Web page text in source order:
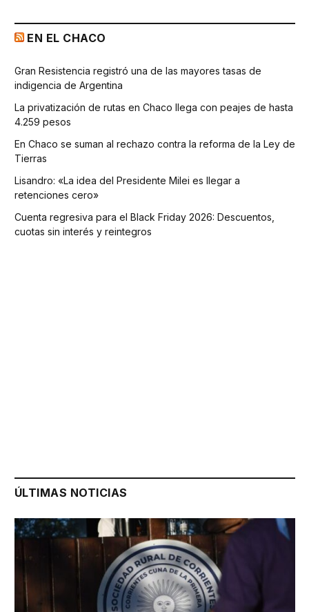
EN EL CHACO
Gran Resistencia registró una de las mayores tasas de
indigencia de Argentina
La privatización de rutas en Chaco llega con peajes de hasta
4.259 pesos
En Chaco se suman al rechazo contra la reforma de la Ley de
Tierras
Lisandro: «La idea del Presidente Milei es llegar a
retenciones cero»
Cuenta regresiva para el Black Friday 2026: Descuentos,
cuotas sin interés y reintegros
ÚLTIMAS NOTICIAS